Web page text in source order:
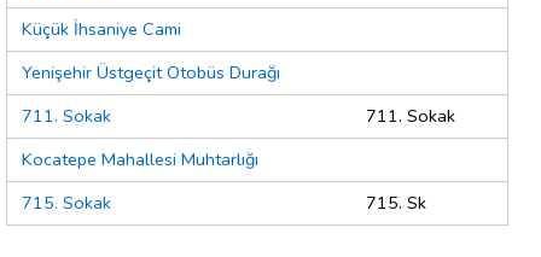
Küçük İhsaniye Cami
Yenişehir Üstgeçit Otobüs Durağı
711. Sokak
711. Sokak
Kocatepe Mahallesi Muhtarlığı
715. Sokak
715. Sk